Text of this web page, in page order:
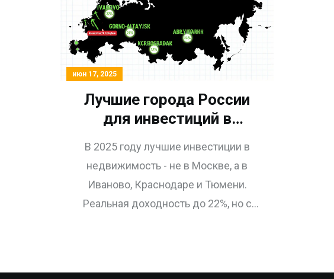
июн 17, 2025
Лучшие города России
для инвестиций в
рейтинг и реальные
цифры
В 2025 году лучшие инвестиции в
недвижимость - не в Москве, а в
Иваново, Краснодаре и Тюмени.
Реальная доходность до 22%, но с